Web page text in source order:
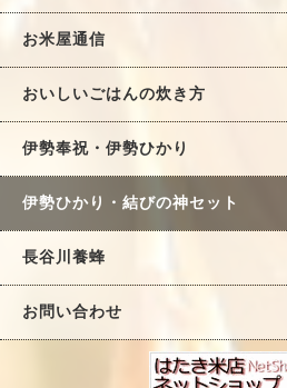
お米屋通信
おいしいごはんの炊き方
伊勢奉祝・伊勢ひかり
伊勢ひかり・結びの神セット
長谷川養蜂
お問い合わせ